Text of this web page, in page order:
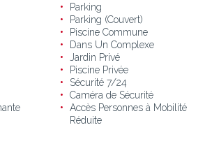
Parking
Parking (Couvert)
Piscine Commune
Dans Un Complexe
Jardin Privé
Piscine Privée
Sécurité 7/24
Caméra de Sécurité
Accès Personnes à Mobilité
Réduite